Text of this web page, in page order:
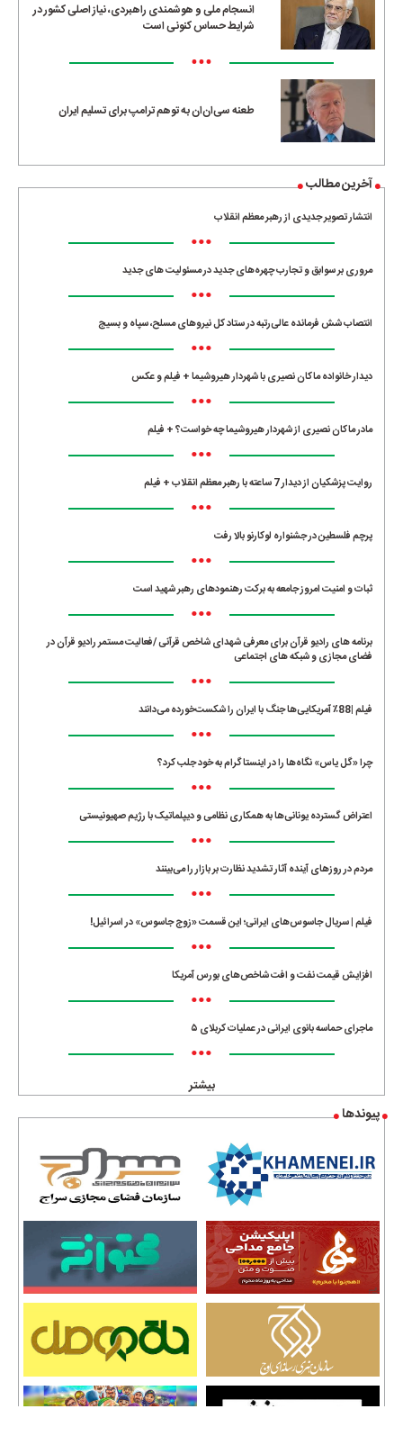
انسجام ملی و هوشمندی راهبردی، نیاز اصلی کشور در
شرایط حساس کنونی است
•••
طعنه سی‌ان‌ان به توهم ترامپ برای تسلیم ایران
آخرین مطالب
انتشار تصویر جدیدی از رهبر معظم انقلاب
•••
مروری بر سوابق و تجارب چهره‌های جدید در مسئولیت‌ های جدید
•••
انتصاب شش فرمانده عالی‌رتبه در ستاد کل نیروهای مسلح، سپاه و بسیج
•••
دیدار خانواده ماکان نصیری با شهردار هیروشیما + فیلم و عکس
•••
مادر ماکان نصیری از شهردار هیروشیما چه خواست؟ + فیلم
•••
روایت پزشکیان از دیدار 7 ساعته با رهبر معظم انقلاب + فیلم
•••
پرچم فلسطین در جشنواره لوکارنو بالا رفت
•••
ثبات و امنیت امروز جامعه به برکت رهنمودهای رهبر شهید است
•••
برنامه های رادیو قرآن برای معرفی شهدای شاخص قرآنی /فعالیت مستمر رادیو قرآن در
فضای مجازی و شبکه های اجتماعی
•••
فیلم |88٪ آمریکایی‌ها جنگ با ایران را شکست‌خورده می‌دانند
•••
چرا «گل یاس» نگاه‌ها را در اینستاگرام به خود جلب کرد؟
•••
اعتراض گسترده یونانی‌ها به همکاری نظامی و دیپلماتیک با رژیم صهیونیستی
•••
مردم در روزهای آینده آثار تشدید نظارت بر بازار را می‌بینند
•••
فیلم | سریال جاسوس‌های ایرانی؛ این قسمت «زوج جاسوس» در اسرائیل!
•••
افزایش قیمت نفت و افت شاخص‌های بورس آمریکا
•••
ماجرای حماسه‌ بانوی ایرانی در عملیات کربلای ۵
•••
بیشتر
پیوندها